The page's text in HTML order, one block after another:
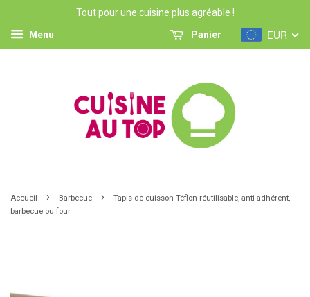
Tout pour une cuisine plus agréable !
Menu EUR
Panier
Accueil › Barbecue ›
Tapis de cuisson Téflon réutilisable, anti-adhérent,
barbecue ou four